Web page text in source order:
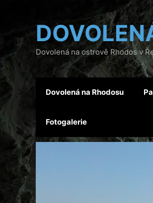
Dovolená na ostrově Rhodos v
Dovolená na Rhodosu
Fotogalerie